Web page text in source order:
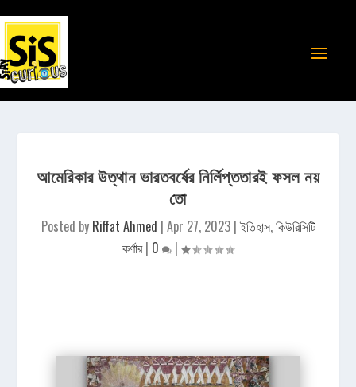
আমেরিকার উত্থান ভারতবর্ষের নির্লিপ্ততারই ফসল নয়
তো
Posted by Riffat Ahmed | Apr 27, 2023|ইতিহাস,কিউরিসিটি
কর্ণার| 0 |